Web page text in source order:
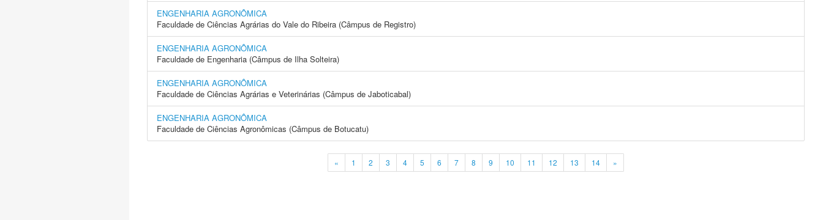
ENGENHARIA AGRONÔMICA
Faculdade de Ciências Agrárias do Vale do Ribeira (Câmpus de Registro)
ENGENHARIA AGRONÔMICA
Faculdade de Engenharia (Câmpus de Ilha Solteira)
ENGENHARIA AGRONÔMICA
Faculdade de Ciências Agrárias e Veterinárias (Câmpus de Jaboticabal)
ENGENHARIA AGRONÔMICA
Faculdade de Ciências Agronômicas (Câmpus de Botucatu)
« 1 2 3 4 5 6 7 8 9 10 11 12 13 14 »